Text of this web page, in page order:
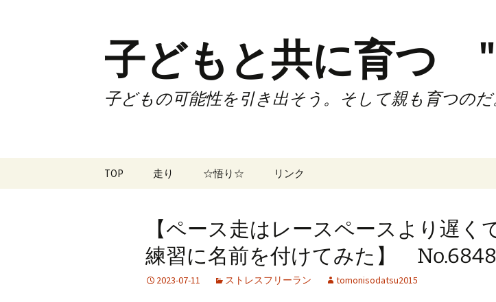
子どもと共に育つ
子どもの可能性を引き出そう。そして親も育つのだ
TOP 走り
試合
ズームフライ
☆悟り☆ リンク
70歳でサブスリーnote
70歳でサブスリー
【ペース走はレースペースより遅く
練習に名前を付けてみた】 No.6848
2023-07-11 ストレスフリーラン tomonisodatsu2015